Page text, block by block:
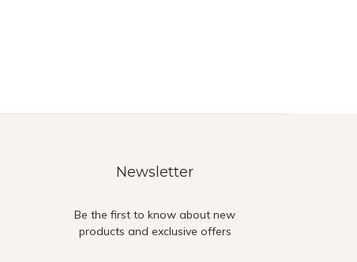
Newsletter
Be the first to know about new
products and exclusive offers